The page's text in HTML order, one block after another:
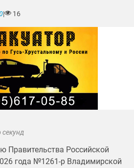
секунд
Правительства Российской
года №1261-р Владимирской
| 16